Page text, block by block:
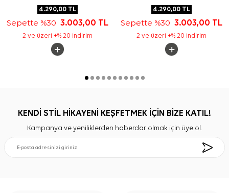
4.290,00TL
Sepette %30 3.003,00 TL
2 ve üzeri +% 20 indirim
4.290,00 TL
Sepette %303.003,00 TL
2 ve üzeri +% 20 indirim
KENDİ STİL HİKAYENİ KEŞFETMEK İÇİN BİZE KATIL!
Kampanya ve yeniliklerden haberdar olmak için üye ol.